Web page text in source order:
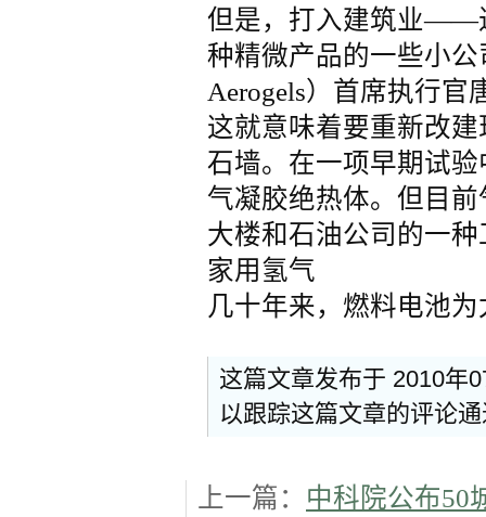
但是，打入建筑业——
种精微产品的一些小
Aerogels）首席执行官
这就意味着要重新改
石墙。在一项早期试
气凝胶绝热体。但目
大楼和石油公司的一种
家用氢气
几十年来，燃料电池
这篇文章发布于 2010年
以跟踪这篇文章的评论
上一篇： 中科院公布50